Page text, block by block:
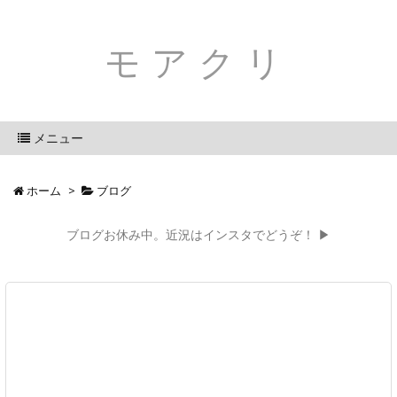
モアクリ
メニュー
ホーム > ブログ
ブログお休み中。近況はインスタでどうぞ！ ▶